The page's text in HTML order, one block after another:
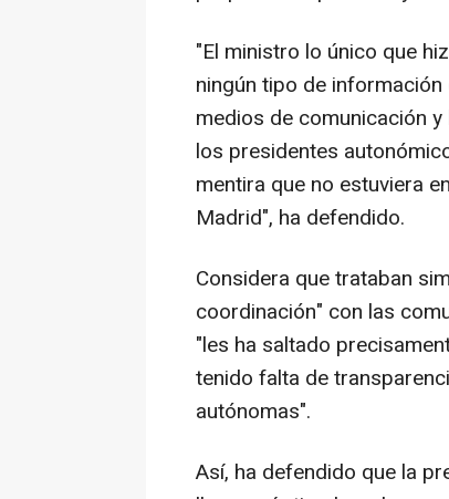
"El ministro lo único que
ningún tipo de
medios de comunicación
los presidentes
mentira que no estuviera
Madrid", ha defendido.
Considera que trataban
coordinación" con las
"les ha saltado
tenido falta de
autónomas".
Así, ha defendido que la